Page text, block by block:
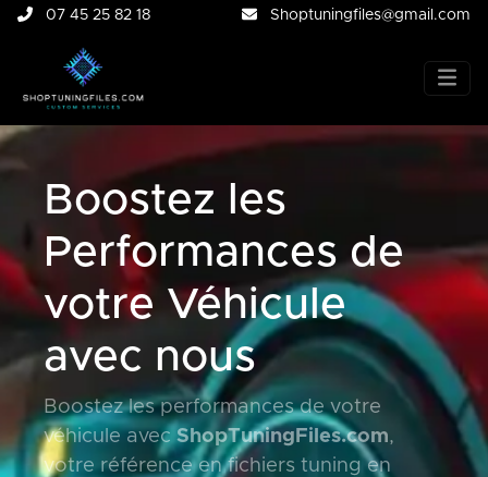
07 45 25 82 18 Shoptuningfiles@gmail.com
Boostez les
Performances de
votre Véhicule
avec nous
Boostez les performances de votre
véhicule avec ShopTuningFiles.com,
votre référence en fichiers tuning en